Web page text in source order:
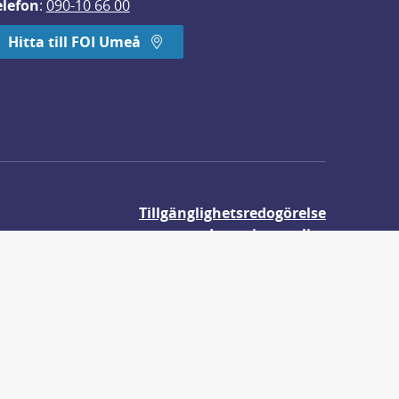
: 090-10 66 00
Hitta till FOI Umeå
Tillgänglighetsredogörelse
Integritetspolicy